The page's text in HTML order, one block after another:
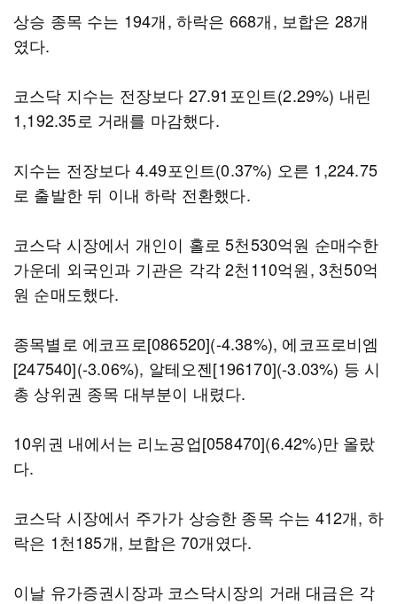
상승 종목 수는 194개, 하락은 668개, 보합은 28개
였다.
코스닥 지수는 전장보다 27.91포인트(2.29%) 내린
1,192.35로 거래를 마감했다.
지수는 전장보다 4.49포인트(0.37%) 오른 1,224.75
로 출발한 뒤 이내 하락 전환했다.
코스닥 시장에서 개인이 홀로 5천530억원 순매수한
가운데 외국인과 기관은 각각 2천110억원, 3천50억
원 순매도했다.
종목별로 에코프로[086520](-4.38%), 에코프로비엠
[247540](-3.06%), 알테오젠[196170](-3.03%) 등 시
총 상위권 종목 대부분이 내렸다.
10위권 내에서는 리노공업[058470](6.42%)만 올랐
다.
코스닥 시장에서 주가가 상승한 종목 수는 412개, 하
락은 1천185개, 보합은 70개였다.
이날 유가증권시장과 코스닥시장의 거래 대금은 각